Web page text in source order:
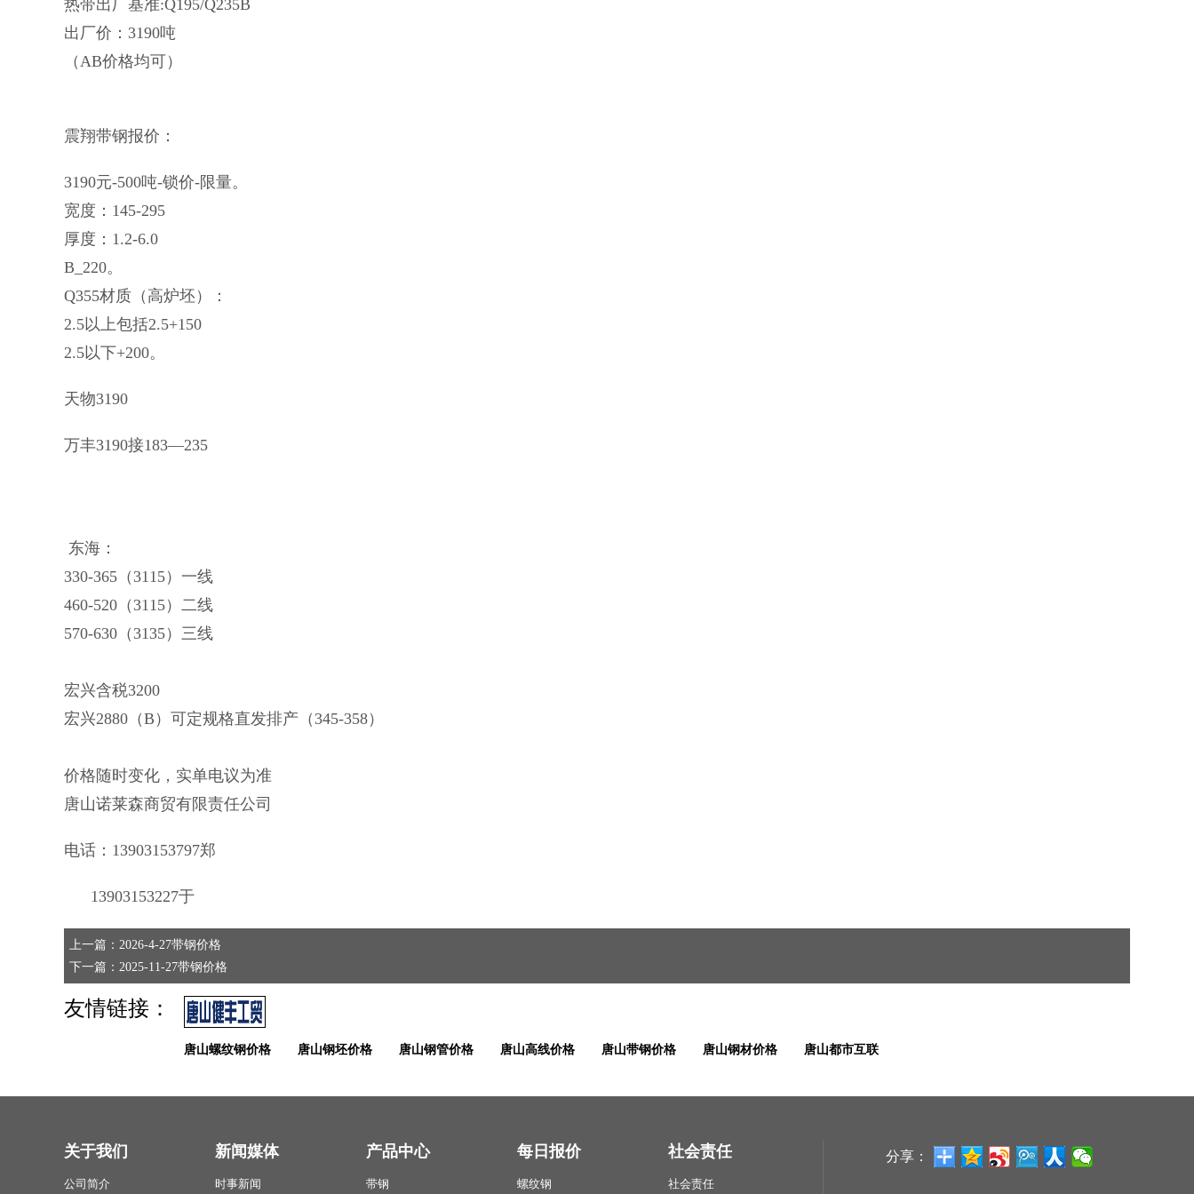
热带出厂基准:Q195/Q235B
出厂价：3190吨
（AB价格均可）
震翔带钢报价：
3190元-500吨-锁价-限量。
宽度：145-295
厚度：1.2-6.0
B_220。
Q355材质（高炉坯）：
2.5以上包括2.5+150
2.5以下+200。
天物3190
万丰3190接183—235
东海：
330-365（3115）一线
460-520（3115）二线
570-630（3135）三线
宏兴含税3200
宏兴2880（B）可定规格直发排产（345-358）
价格随时变化，实单电议为准
唐山诺莱森商贸有限责任公司
电话：13903153797郑
13903153227于
上一篇：2026-4-27带钢价格
下一篇：2025-11-27带钢价格
友情链接：
唐山螺纹钢价格 唐山钢坯价格 唐山钢管价格 唐山高线价格 唐山带钢价格 唐山钢材价格 唐山都市互联
关于我们
公司简介
新闻媒体
时事新闻
产品中心
带钢
每日报价
螺纹钢
社会责任
社会责任
分享：